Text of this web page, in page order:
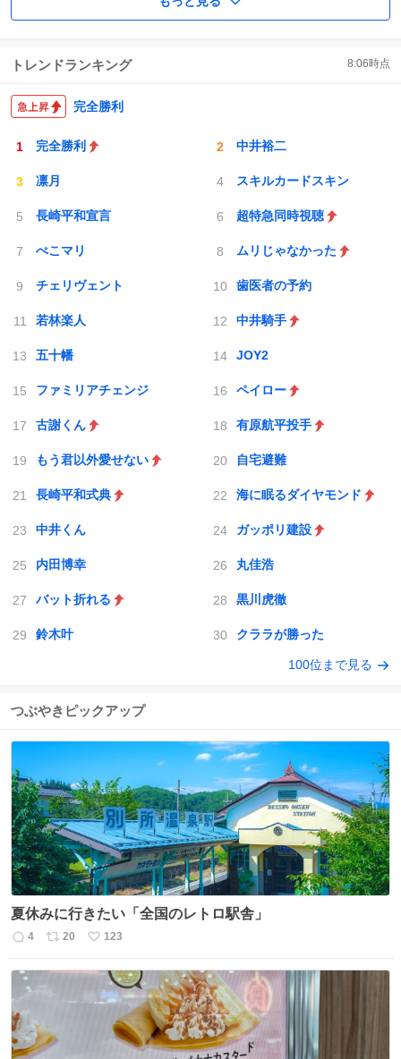
トレンドランキング 8:06時点
完全勝利
完全勝利 中井裕二
凛月 スキルカードスキン
長崎平和宣言 超特急同時視聴
ぺこマリ ムリじゃなかった
チェリヴェント 歯医者の予約
若林楽人 中井騎手
五十幡 JOY2
ファミリアチェンジ ペイロー
古謝くん 有原航平投手
もう君以外愛せない 自宅避難
長崎平和式典 海に眠るダイヤモンド
中井くん ガッポリ建設
内田博幸 丸佳浩
バット折れる 黒川虎徹
鈴木叶 クララが勝った
100位まで見る
つぶやきピックアップ
夏休みに行きたい「全国のレトロ駅舎」
返
4
リ
20
い
数
123